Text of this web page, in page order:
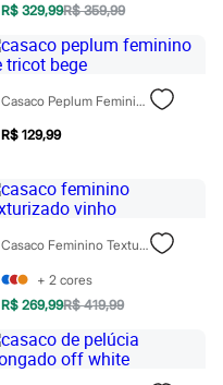
R$ 329,99R$ 359,99
Casaco Peplum Feminino De Tricot Bege
R$ 129,99
Casaco Feminino Texturizado Vinho
+ 2 cores
R$ 269,99R$ 419,99